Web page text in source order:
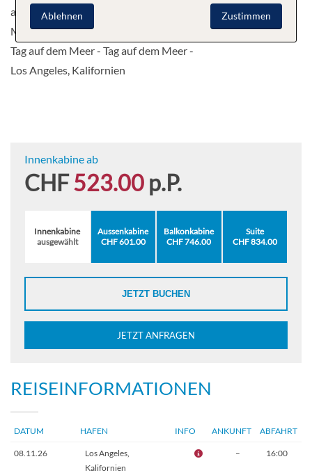
auf dem Meer - Cabo San Lucas -
Mazatlan, Mexiko - Puerto Vallarta -
Tag auf dem Meer - Tag auf dem Meer -
Los Angeles, Kalifornien
Innenkabine ab
CHF523.00 p.P.
Innenkabine
ausgewählt
Aussenkabine
CHF 601.00
Balkonkabine
CHF 746.00
Suite
CHF 834.00
JETZT BUCHEN
JETZT ANFRAGEN
REISEINFORMATIONEN
DATUM HAFEN INFO ANKUNFT ABFAHRT
08.11.26
Los Angeles,
Kalifornien
– 16:00
Zustimmen
Ablehnen